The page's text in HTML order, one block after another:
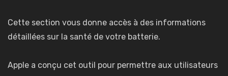
Cette section vous donne accès à des informations
détaillées sur la santé de votre batterie.
Apple a conçu cet outil pour permettre aux utilisateurs